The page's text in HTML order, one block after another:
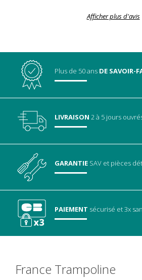
Afficher plus d'avis
Plus de 50 ans DE SAVOIR-
LIVRAISON 2 à 5 jours
GARANTIE SAV et pièces
PAIEMENT sécurisé et 3x
France Trampoline